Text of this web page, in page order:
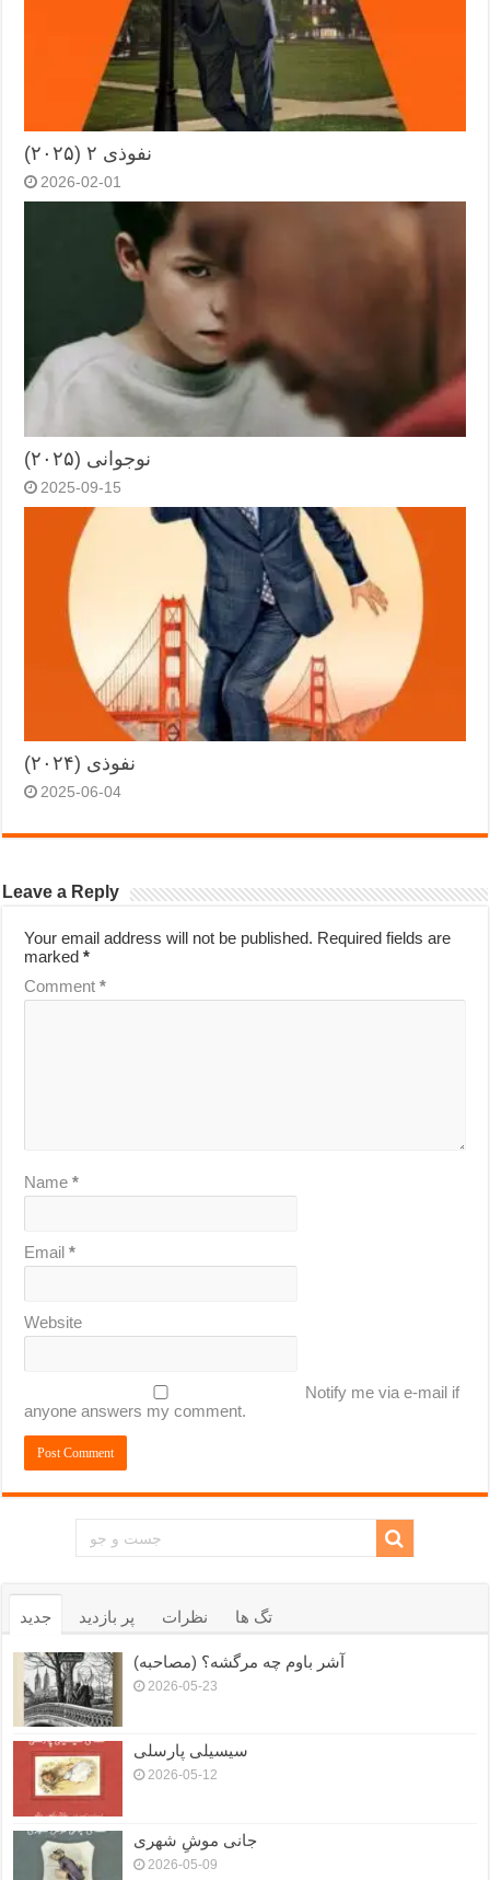
نفوذی ۲ (۲۰۲۵)
2026-02-01
نوجوانی (۲۰۲۵)
2025-09-15
نفوذی (۲۰۲۴)
2025-06-04
Leave a Reply
Your email address will not be published. Required fields are
marked*
Comment*
Name*
Email*
Website
Notify me via e-mail if
anyone answers my comment.
جدید پر بازدید نظرات تگ ها
آشر باوم چه مرگشه؟ (مصاحبه)
2026-05-23
سیسیلی پارسلی
2026-05-12
جانی موشِ شهری
2026-05-09